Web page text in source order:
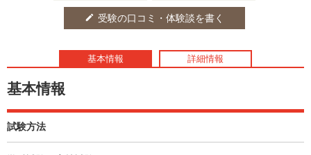
edit 受験の口コミ・体験談を書く
基本情報 詳細情報
基本情報
試験方法